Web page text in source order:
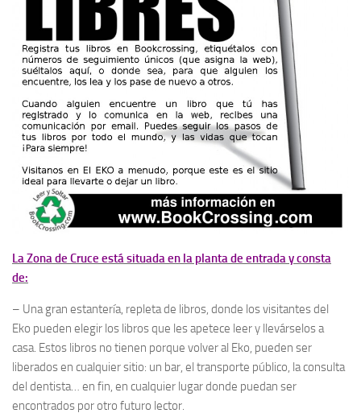
La Zona de Cruce está situada en la planta de entrada y consta
de:
– Una gran estantería, repleta de libros, donde los visitantes del
Eko pueden elegir los libros que les apetece leer y llevárselos a
casa. Estos libros no tienen porque volver al Eko, pueden ser
liberados en cualquier sitio: un bar, el transporte público, la consulta
del dentista… en fin, en cualquier lugar donde puedan ser
encontrados por otro futuro lector.